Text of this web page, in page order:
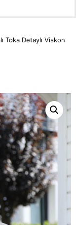
Toka Detaylı Viskon